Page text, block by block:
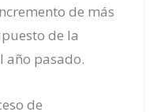
de más
de la
año pasado.
de